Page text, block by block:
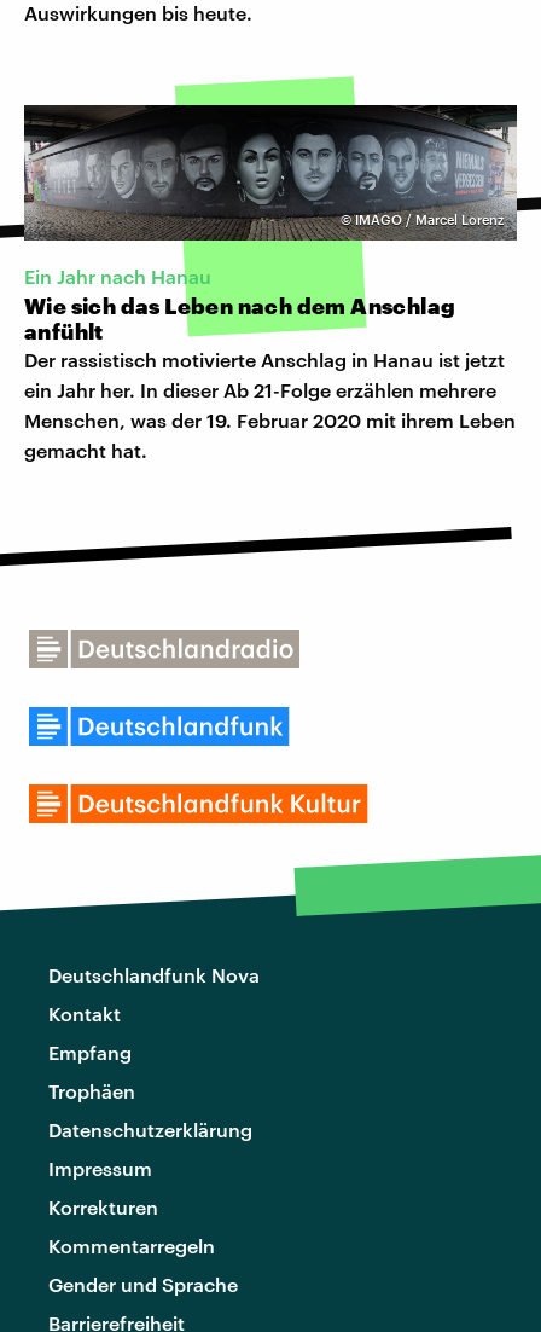
Auswirkungen bis heute.
©IMAGO / Marcel Lorenz
Ein Jahr nach Hanau
Wie sich das Leben nach dem Anschlag
anfühlt
Der rassistisch motivierte Anschlag in Hanau ist jetzt
ein Jahr her. In dieser Ab 21-Folge erzählen mehrere
Menschen, was der 19. Februar 2020 mit ihrem Leben
gemacht hat.
Deutschlandfunk Nova
Kontakt
Empfang
Trophäen
Datenschutzerklärung
Impressum
Korrekturen
Kommentarregeln
Gender und Sprache
Barrierefreiheit